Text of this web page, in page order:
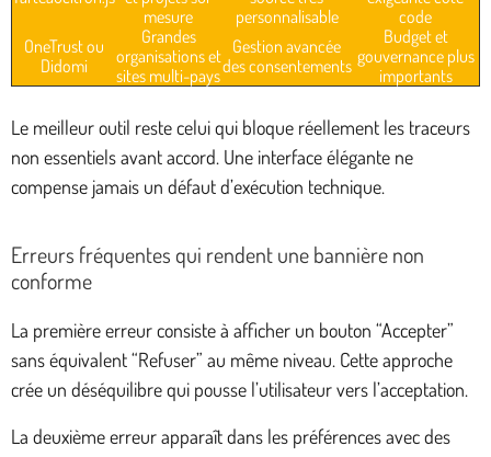
mesure
personnalisable
code
OneTrust ou
Didomi
Grandes
organisations et
sites multi-pays
Gestion avancée
des consentements
Budget et
gouvernance plus
importants
Le meilleur outil reste celui qui bloque réellement les traceurs
non essentiels avant accord. Une interface élégante ne
compense jamais un défaut d’exécution technique.
Erreurs fréquentes qui rendent une bannière non
conforme
La première erreur consiste à afficher un bouton “Accepter”
sans équivalent “Refuser” au même niveau. Cette approche
crée un déséquilibre qui pousse l’utilisateur vers l’acceptation.
La deuxième erreur apparaît dans les préférences avec des